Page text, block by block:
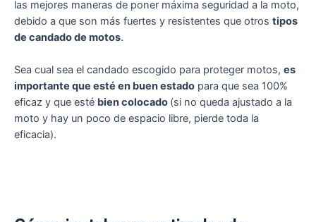
las mejores maneras de poner máxima seguridad a la moto,
debido a que son más fuertes y resistentes que otros tipos
de candado de motos.
Sea cual sea el candado escogido para proteger motos, es
importante que esté en buen estado para que sea 100%
eficaz y que esté bien colocado (si no queda ajustado a la
moto y hay un poco de espacio libre, pierde toda la
eficacia).